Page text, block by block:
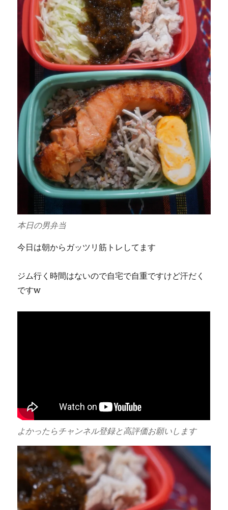
本日の男弁当
今日は朝からガッツリ筋トレしてます
ジム行く時間はないので自宅で自重ですけど汗だく
ですw
よかったらチャンネル登録と高評価お願いします